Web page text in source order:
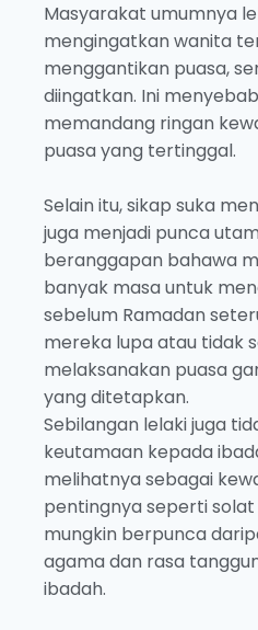
Masyarakat umumnya
mengingatkan wanita
menggantikan puasa,
diingatkan. Ini
memandang ringan
puasa yang tertinggal.
Selain itu, sikap suka
juga menjadi punca
beranggapan bahawa
banyak masa untuk
sebelum Ramadan
mereka lupa atau tidak
melaksanakan puasa
yang ditetapkan.
Sebilangan lelaki juga
keutamaan kepada
melihatnya sebagai
pentingnya seperti solat
mungkin berpunca
agama dan rasa
ibadah.